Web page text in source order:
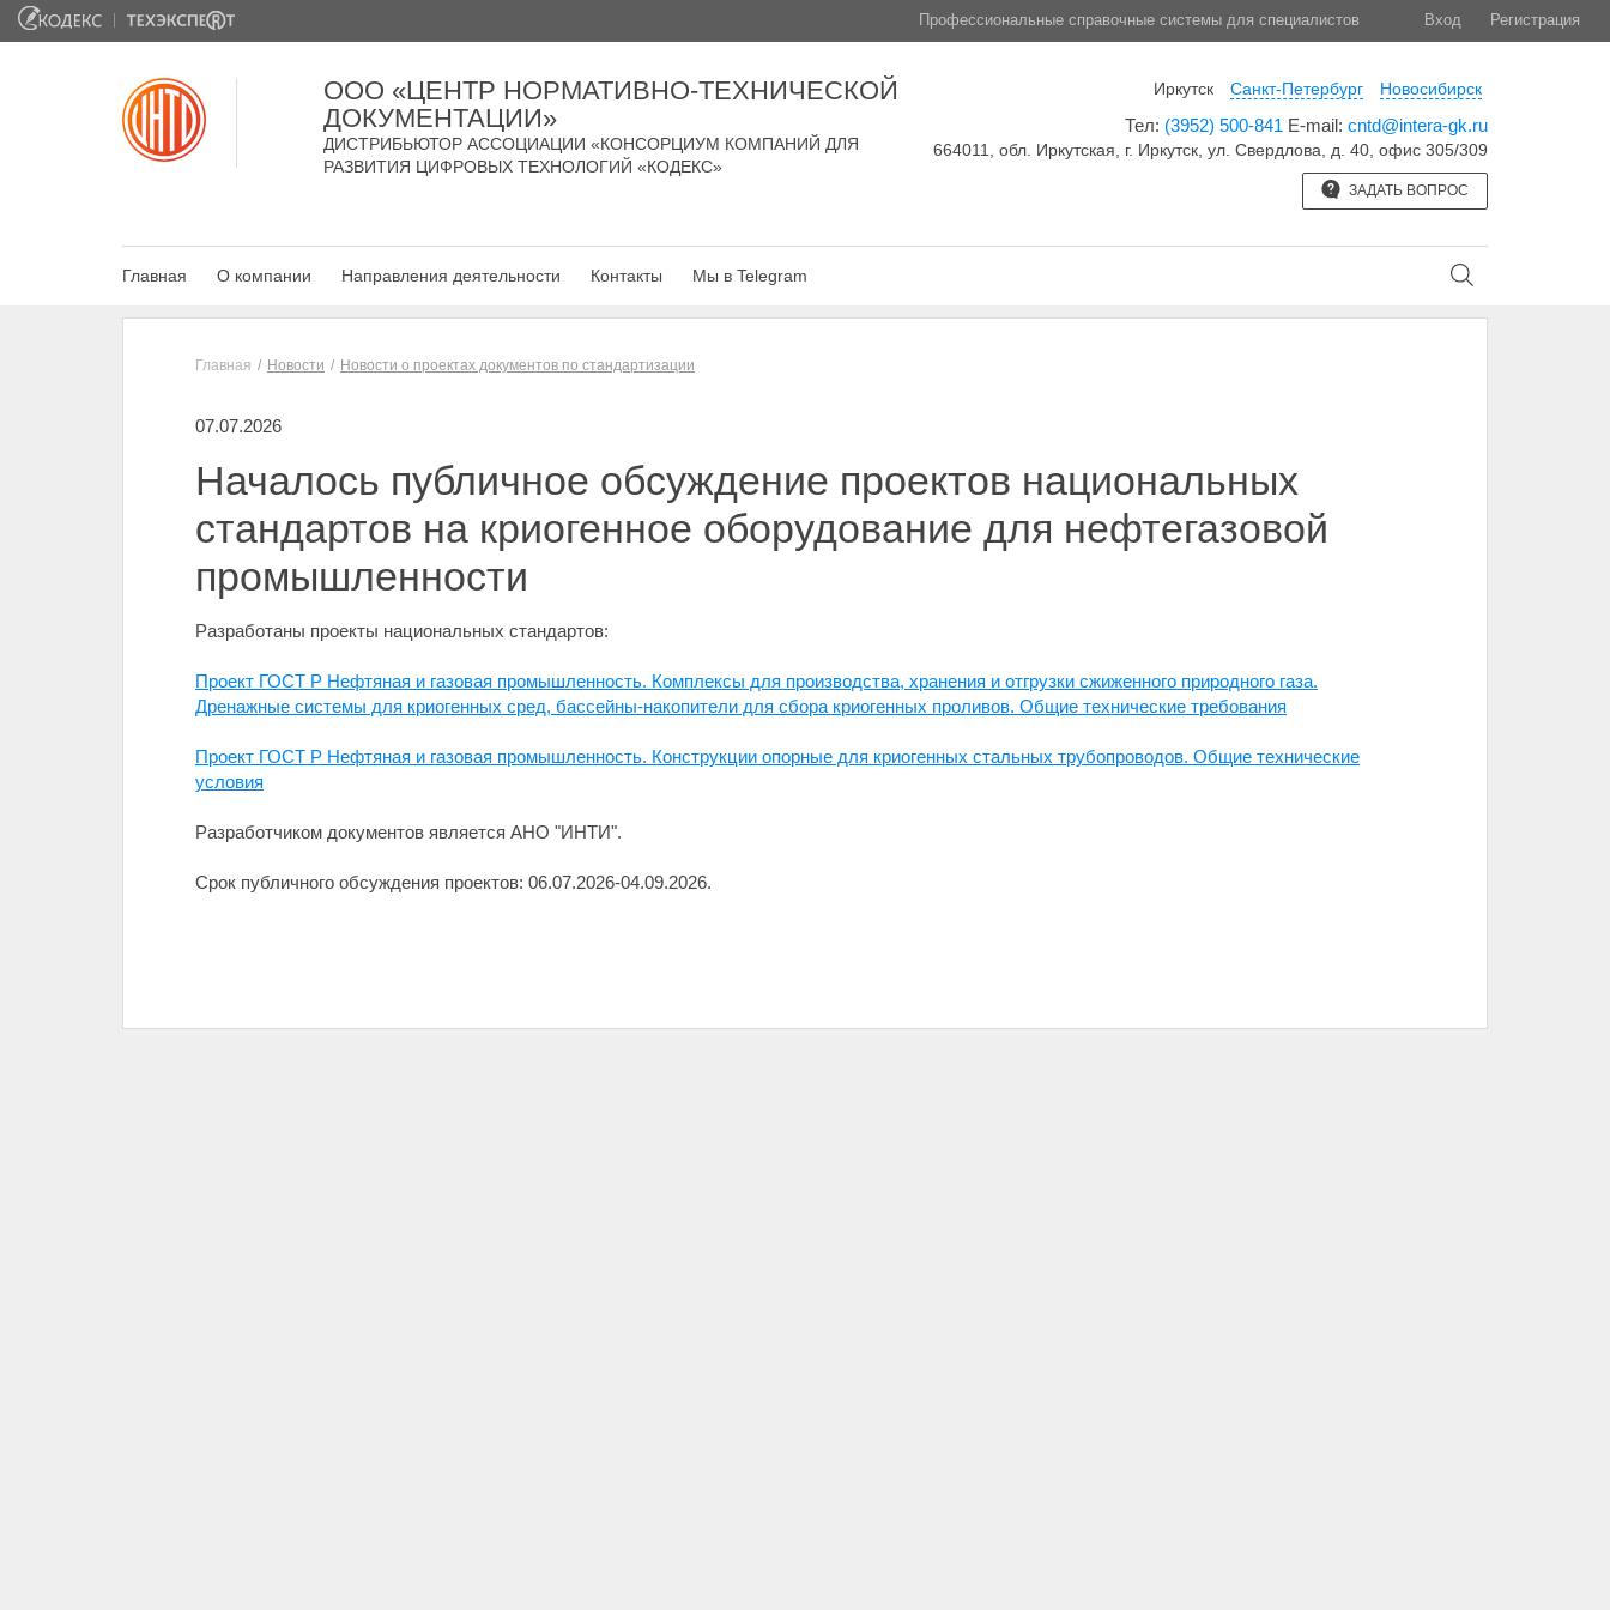
Профессиональные справочные системы для специалистов Вход Регистрация
ООО «ЦЕНТР НОРМАТИВНО-ТЕХНИЧЕСКОЙ
ДОКУМЕНТАЦИИ»
ДИСТРИБЬЮТОР АССОЦИАЦИИ «КОНСОРЦИУМ КОМПАНИЙ ДЛЯ
РАЗВИТИЯ ЦИФРОВЫХ ТЕХНОЛОГИЙ «КОДЕКС»
Иркутск Санкт-Петербург Новосибирск
Тел: (3952) 500-841 E-mail: cntd@intera-gk.ru
664011, обл. Иркутская, г. Иркутск, ул. Свердлова, д. 40, офис 305/309
ЗАДАТЬ ВОПРОС
Главная О компании Направления деятельности Контакты Мы в Telegram
Главная Новости Новости о проектах документов по стандартизации
07.07.2026
Началось публичное обсуждение проектов национальных
стандартов на криогенное оборудование для нефтегазовой
промышленности
Разработаны проекты национальных стандартов:
Проект ГОСТ Р Нефтяная и газовая промышленность. Комплексы для производства, хранения и отгрузки сжиженного природного газа.
Дренажные системы для криогенных сред, бассейны-накопители для сбора криогенных проливов. Общие технические требования
Проект ГОСТ Р Нефтяная и газовая промышленность. Конструкции опорные для криогенных стальных трубопроводов. Общие технические
условия
Разработчиком документов является АНО "ИНТИ".
Срок публичного обсуждения проектов: 06.07.2026-04.09.2026.